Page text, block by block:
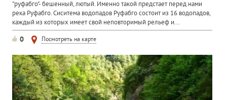
"руфабго"- бешенный, лютый. Именно такой предстает перед нами
река Руфабго. Сиситема водопадов Руфабго состоит из 16 водопадов,
каждый из которых имеет свой неповторимый рельеф и...
0 Посмотреть на карте